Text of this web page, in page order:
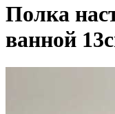
Полка
ванной